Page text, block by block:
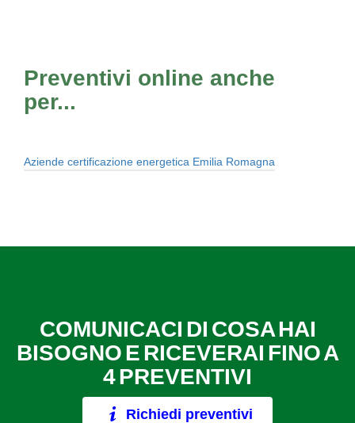
Preventivi online anche
per...
Aziende certificazione energetica Emilia Romagna
COMUNICACI DI COSA HAI
BISOGNO E RICEVERAI FINO A
4 PREVENTIVI
Richiedi preventivi